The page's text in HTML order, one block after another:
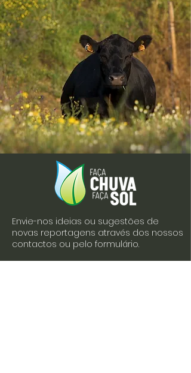
Envie-nos ideias ou sugestões de
novas reportagens através dos nossos
contactos ou pelo formulário.